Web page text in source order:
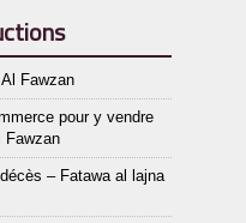
Fawzan
pour y vendre
Fawzan
– Fatawa al lajna